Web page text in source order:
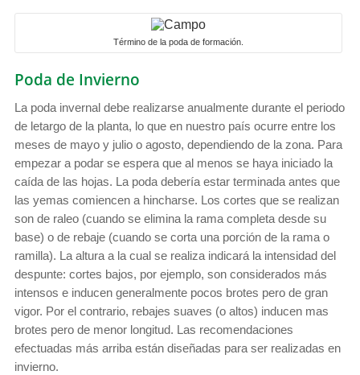
Término de la poda de formación.
Poda de Invierno
La poda invernal debe realizarse anualmente durante el periodo
de letargo de la planta, lo que en nuestro país ocurre entre los
meses de mayo y julio o agosto, dependiendo de la zona. Para
empezar a podar se espera que al menos se haya iniciado la
caída de las hojas. La poda debería estar terminada antes que
las yemas comiencen a hincharse. Los cortes que se realizan
son de raleo (cuando se elimina la rama completa desde su
base) o de rebaje (cuando se corta una porción de la rama o
ramilla). La altura a la cual se realiza indicará la intensidad del
despunte: cortes bajos, por ejemplo, son considerados más
intensos e inducen generalmente pocos brotes pero de gran
vigor. Por el contrario, rebajes suaves (o altos) inducen mas
brotes pero de menor longitud. Las recomendaciones
efectuadas más arriba están diseñadas para ser realizadas en
invierno.